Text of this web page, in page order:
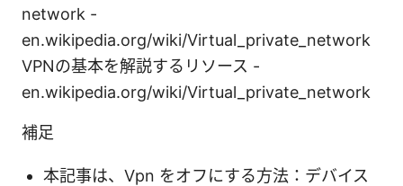
network -
en.wikipedia.org/wiki/Virtual_private_network
VPNの基本を解説するリソース -
en.wikipedia.org/wiki/Virtual_private_network
補足
本記事は、Vpn をオフにする方法：デバイス